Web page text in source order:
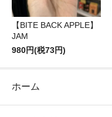
【BITE BACK APPLE】
JAM
980円(税73円)
ホーム